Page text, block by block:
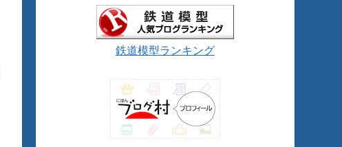
鉄道模型ランキング